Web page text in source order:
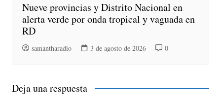
Nueve provincias y Distrito Nacional en
alerta verde por onda tropical y vaguada en
RD
samantharadio 3 de agosto de 2026 0
Deja una respuesta